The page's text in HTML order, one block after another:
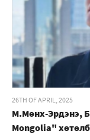
26TH OF APRIL, 2025
М.Мөнх-Эрдэнэ,
Mongolia"